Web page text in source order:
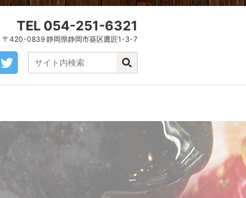
TEL 054-251-6321
〒420-0839 静岡県静岡市葵区鷹匠1-3-7